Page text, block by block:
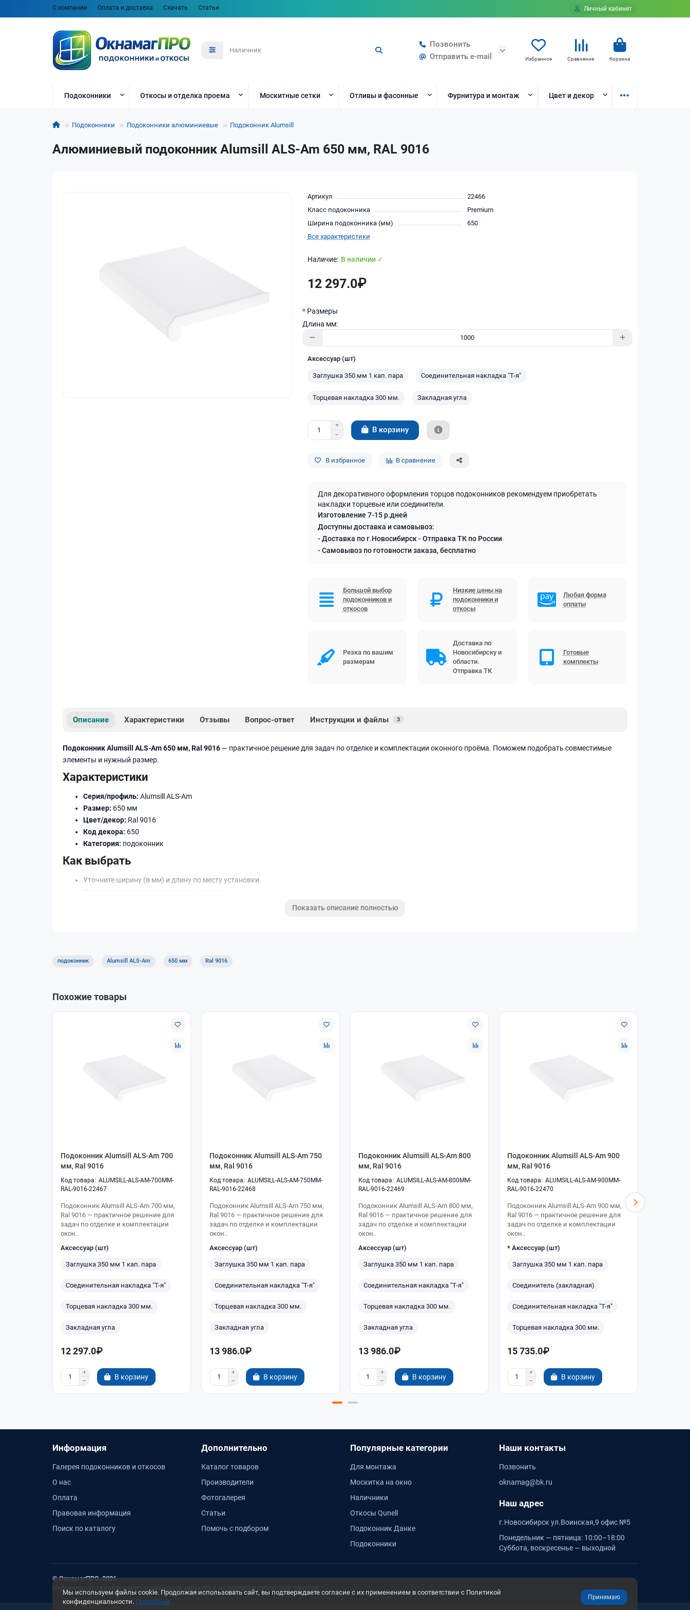
О компании Оплата и доставка Скачать Статьи Личный кабинет
Позвонить
Отправить e-mail
Избранное Сравнение Корзина
Подоконники Откосы и отделка проема Москитные сетки Отливы и фасонные Фурнитура и монтаж Цвет и декор
Подоконники Подоконники алюминиевые Подоконник Alumsill
Алюминиевый подоконник Alumsill ALS-Am 650 мм, RAL 9016
Артикул
22466
Класс подоконника
Premium
Ширина подоконника (мм)
650
Все характеристики
В наличии ✓
12 297.0₽
Размеры
Длина мм:
Аксессуар (шт)
Заглушка 350 мм 1 кап. пара Соединительная накладка "Т-я"
Торцевая накладка 300 мм. Закладная угла
В корзину
В избранное В сравнение
Для декоративного оформления торцов подоконников рекомендуем приобретать
накладки торцевые или соединители.
Изготовление 7-15 р.дней
Доступны доставка и самовывоз:
- Доставка по г.Новосибирск - Отправка ТК по России
- Самовывоз по готовности заказа, бесплатно
Большой выбор
подоконников и
откосов
Низкие цены на
подоконники и
откосы
Любая форма
оплаты
Резка по вашим
размерам
Доставка по
Новосибирску и
области.
Отправка ТК
Готовые
комплекты
Описание Характеристики Отзывы Вопрос-ответ Инструкции и файлы 3
Подоконник Alumsill ALS-Am 650 мм, Ral 9016 — практичное решение для задач по отделке и комплектации оконного проёма. Поможем подобрать совместимые
элементы и нужный размер.
Характеристики
Серия/профиль: Alumsill ALS-Am
Размер: 650 мм
Цвет/декор: Ral 9016
Код декора: 650
Категория: подоконник
Как выбрать
Уточните ширину (в мм) и длину по месту установки.
При необходимости добавьте торцевые заглушки, соединители и профиль примыкания.
Удобное оформление заказа онлайн.
Самовывоз и доставка по согласованию.
Показать описание полностью
подоконник Alumsill ALS-Am 650 мм Ral 9016
Похожие товары
Подоконник Alumsill ALS-Am 700
мм, Ral 9016
ALUMSILL-ALS-AM-700MM-
RAL-9016-22467
Подоконник Alumsill ALS-Am 700 мм,
Ral 9016 — практичное решение для
задач по отделке и комплектации
окон..
Аксессуар (шт)
Заглушка 350 мм 1 кап. пара
Соединительная накладка "Т-я"
Торцевая накладка 300 мм.
Закладная угла
12 297.0₽
В корзину
Подоконник Alumsill ALS-Am 750
мм, Ral 9016
ALUMSILL-ALS-AM-750MM-
RAL-9016-22468
Подоконник Alumsill ALS-Am 750 мм,
Ral 9016 — практичное решение для
задач по отделке и комплектации
окон..
Аксессуар (шт)
Заглушка 350 мм 1 кап. пара
Соединительная накладка "Т-я"
Торцевая накладка 300 мм.
Закладная угла
13 986.0₽
В корзину
Подоконник Alumsill ALS-Am 800
мм, Ral 9016
ALUMSILL-ALS-AM-800MM-
RAL-9016-22469
Подоконник Alumsill ALS-Am 800 мм,
Ral 9016 — практичное решение для
задач по отделке и комплектации
окон..
Аксессуар (шт)
Заглушка 350 мм 1 кап. пара
Соединительная накладка "Т-я"
Торцевая накладка 300 мм.
Закладная угла
13 986.0₽
В корзину
Подоконник Alumsill ALS-Am 900
мм, Ral 9016
ALUMSILL-ALS-AM-900MM-
RAL-9016-22470
Подоконник Alumsill ALS-Am 900 мм,
Ral 9016 — практичное решение для
задач по отделке и комплектации
окон..
* Аксессуар (шт)
Заглушка 350 мм 1 кап. пара
Соединитель (закладная)
Соединительная накладка "Т-я"
Торцевая накладка 300 мм.
15 735.0₽
В корзину
Мы используем файлы cookie. Продолжая использовать сайт, вы подтверждаете согласие с их применением в соответствии с Политикой
конфиденциальности. Подробнее
Принимаю
Информация
Галерея подоконников и откосов
О нас
Оплата
Правовая информация
Поиск по каталогу
Дополнительно
Каталог товаров
Производители
Фотогалерея
Статьи
Помочь с подбором
Популярные категории
Для монтажа
Москитка на окно
Наличники
Откосы Qunell
Подоконник Данке
Подоконники
Наши контакты
Позвонить
oknamag@bk.ru
Наш адрес
г.Новосибирск ул.Воинская,9 офис №5
Понедельник — пятница: 10:00–18:00
Суббота, воскресенье — выходной
© ОкнамагПРО. 2026